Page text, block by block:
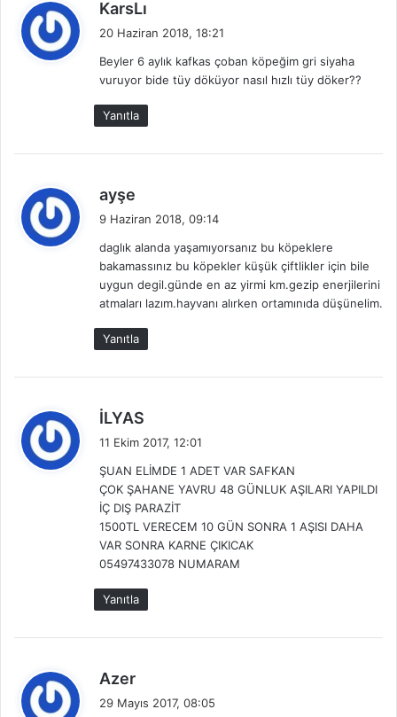
KarsLı
i
k
i
:
20 Haziran 2018, 18:21
Beyler 6 aylık kafkas çoban köpeğim gri siyaha
vuruyor bide tüy döküyor nasıl hızlı tüy döker??
Yanıtla
ayşe
i
k
9 Haziran 2018, 09:14
daglık alanda yaşamıyorsanız bu köpeklere
bakamassınız bu köpekler küşük çiftlikler için bile
uygun degil.günde en az yirmi km.gezip enerjilerini
atmaları lazım.hayvanı alırken ortamınıda düşünelim.
Yanıtla
İLYAS
i
k
i
11 Ekim 2017, 12:01
ŞUAN ELİMDE 1 ADET VAR SAFKAN
ÇOK ŞAHANE YAVRU 48 GÜNLUK AŞILARI YAPILDI
İÇ DIŞ PARAZİT
1500TL VERECEM 10 GÜN SONRA 1 AŞISI DAHA
VAR SONRA KARNE ÇIKICAK
05497433078 NUMARAM
Yanıtla
Azer
29 Mayıs 2017, 08:05